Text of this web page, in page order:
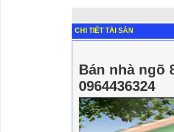
CHI TIẾT TÀI SẢN
Bán nhà ngõ
0964436324